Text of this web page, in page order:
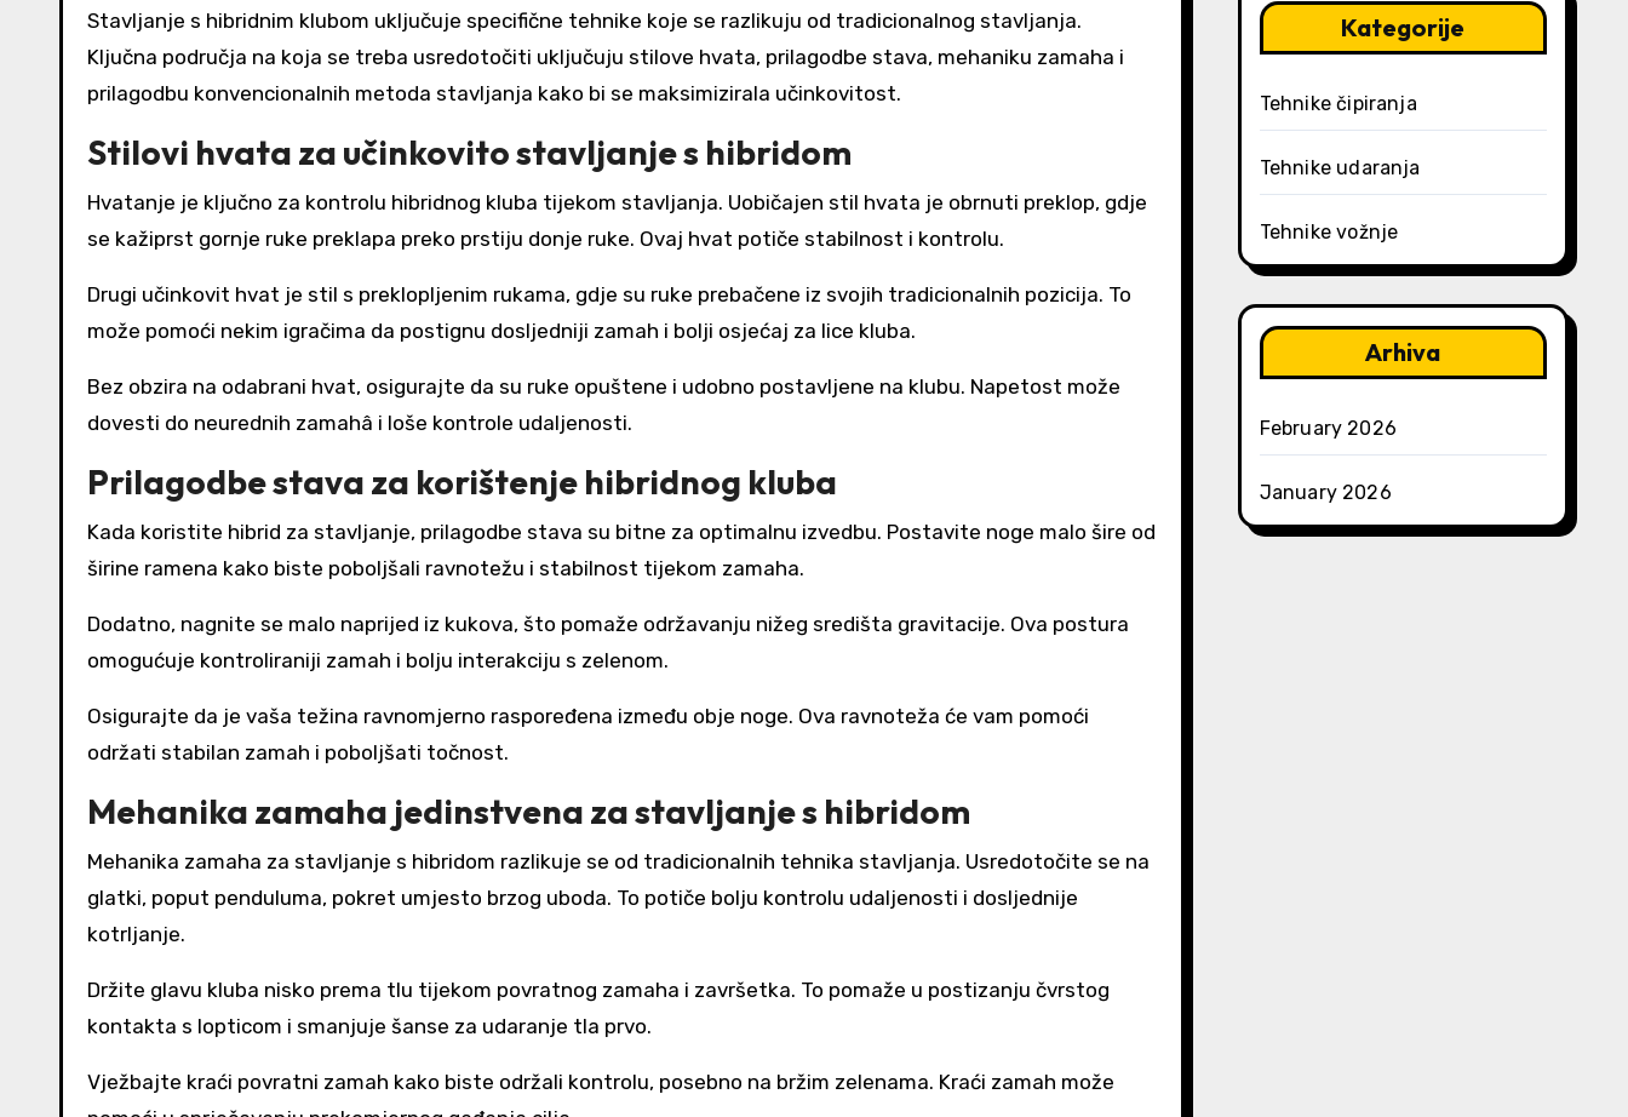
Stavljanje s hibridnim klubom uključuje specifične tehnike koje se razlikuju od tradicionalnog stavljanja.
Ključna područja na koja se treba usredotočiti uključuju stilove hvata, prilagodbe stava, mehaniku zamaha i
prilagodbu konvencionalnih metoda stavljanja kako bi se maksimizirala učinkovitost.
Stilovi hvata za učinkovito stavljanje s hibridom
Hvatanje je ključno za kontrolu hibridnog kluba tijekom stavljanja. Uobičajen stil hvata je obrnuti preklop, gdje
se kažiprst gornje ruke preklapa preko prstiju donje ruke. Ovaj hvat potiče stabilnost i kontrolu.
Drugi učinkovit hvat je stil s preklopljenim rukama, gdje su ruke prebačene iz svojih tradicionalnih pozicija. To
može pomoći nekim igračima da postignu dosljedniji zamah i bolji osjećaj za lice kluba.
Bez obzira na odabrani hvat, osigurajte da su ruke opuštene i udobno postavljene na klubu. Napetost može
dovesti do neurednih zamahâ i loše kontrole udaljenosti.
Prilagodbe stava za korištenje hibridnog kluba
Kada koristite hibrid za stavljanje, prilagodbe stava su bitne za optimalnu izvedbu. Postavite noge malo šire od
širine ramena kako biste poboljšali ravnotežu i stabilnost tijekom zamaha.
Dodatno, nagnite se malo naprijed iz kukova, što pomaže održavanju nižeg središta gravitacije. Ova postura
omogućuje kontroliraniji zamah i bolju interakciju s zelenom.
Osigurajte da je vaša težina ravnomjerno raspoređena između obje noge. Ova ravnoteža će vam pomoći
održati stabilan zamah i poboljšati točnost.
Mehanika zamaha jedinstvena za stavljanje s hibridom
Mehanika zamaha za stavljanje s hibridom razlikuje se od tradicionalnih tehnika stavljanja. Usredotočite se na
glatki, poput penduluma, pokret umjesto brzog uboda. To potiče bolju kontrolu udaljenosti i dosljednije
kotrljanje.
Držite glavu kluba nisko prema tlu tijekom povratnog zamaha i završetka. To pomaže u postizanju čvrstog
kontakta s lopticom i smanjuje šanse za udaranje tla prvo.
Vježbajte kraći povratni zamah kako biste održali kontrolu, posebno na bržim zelenama. Kraći zamah može
Kategorije
Tehnike čipiranja
Tehnike udaranja
Tehnike vožnje
Arhiva
February 2026
January 2026